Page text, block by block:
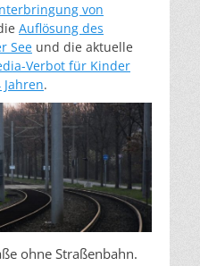
von
Auflösung des
See und die aktuelle
Verbot für Kinder
.
ohne Straßenbahn.